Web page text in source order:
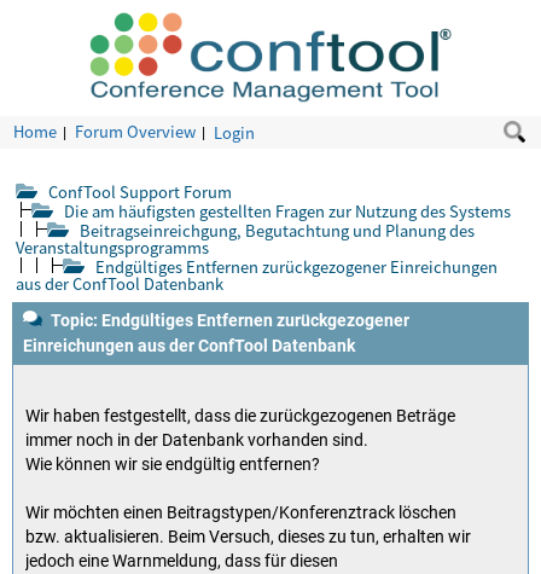
Home Forum Overview Login
ConfTool Support Forum
Die am häufigsten gestellten Fragen zur Nutzung des Systems
Beitragseinreichgung, Begutachtung und Planung des
Veranstaltungsprogramms
Endgültiges Entfernen zurückgezogener Einreichungen
aus der ConfTool Datenbank
Topic: Endgültiges Entfernen zurückgezogener
Einreichungen aus der ConfTool Datenbank
Wir haben festgestellt, dass die zurückgezogenen Beträge
immer noch in der Datenbank vorhanden sind.
Wie können wir sie endgültig entfernen?
Wir möchten einen Beitragstypen/Konferenztrack löschen
bzw. aktualisieren. Beim Versuch, dieses zu tun, erhalten wir
jedoch eine Warnmeldung, dass für diesen